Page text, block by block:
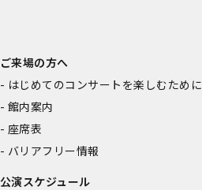
ご来場の方へ
はじめてのコンサートを楽しむために
館内案内
座席表
バリアフリー情報
公演スケジュール